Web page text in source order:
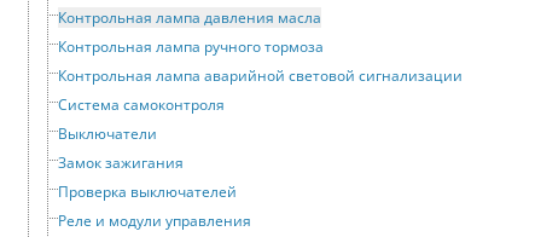
Контрольная лампа давления масла
Контрольная лампа ручного тормоза
Контрольная лампа аварийной световой сигнализации
Система самоконтроля
Выключатели
Замок зажигания
Проверка выключателей
Реле и модули управления